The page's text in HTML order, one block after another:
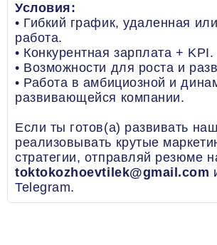
Условия:
• Гибкий график, удаленная
работа.
• Конкурентная зарплата + KPI.
• Возможности для роста и
• Работа в амбициозной и
развивающейся компании.
Если ты готов(а) развивать
реализовывать крутые
стратегии, отправляй резюме
toktokozhoevtilek@gmail.com
Telegram.